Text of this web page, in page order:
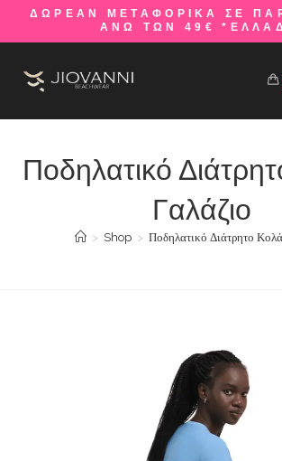
ΔΩΡΕΑΝ ΜΕΤΑΦΟΡΙΚΑ ΣΕ
ΑΝΩ ΤΩΝ 49€
Ποδηλατικό
Γαλάζιο
> Shop > Ποδηλατικό Διάτρητο